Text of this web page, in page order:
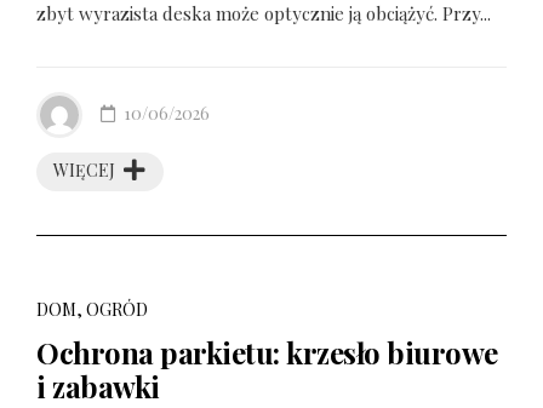
zbyt wyrazista deska może optycznie ją obciążyć. Przy...
WIĘCEJ
10/06/2026
DOM, OGRÓD
Ochrona parkietu: krzesło biurowe
i zabawki